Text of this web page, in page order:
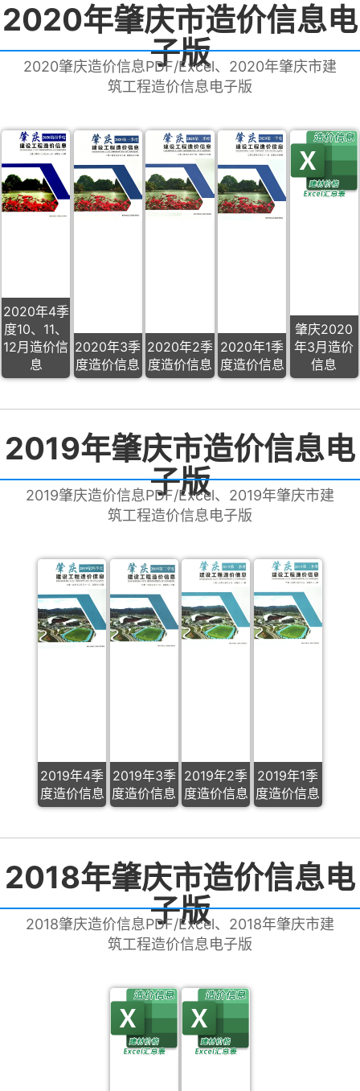
2020年肇庆市造价信息电
子版
2020肇庆造价信息PDF/Excel、2020年肇庆市建
筑工程造价信息电子版
2020年4季
度10、11、
12月造价信
息
2020年3季
度造价信息
2020年2季
度造价信息
2020年1季
度造价信息
肇庆2020
年3月造价
信息
2019年肇庆市造价信息电
子版
2019肇庆造价信息PDF/Excel、2019年肇庆市建
筑工程造价信息电子版
2019年4季
度造价信息
2019年3季
度造价信息
2019年2季
度造价信息
2019年1季
度造价信息
2018年肇庆市造价信息电
子版
2018肇庆造价信息PDF/Excel、2018年肇庆市建
筑工程造价信息电子版